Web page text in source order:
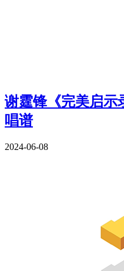
谢霆锋《完美启示
唱谱
2024-06-08